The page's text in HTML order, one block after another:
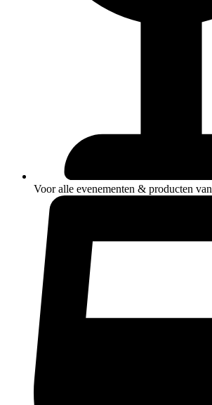
Voor alle evenementen & producten